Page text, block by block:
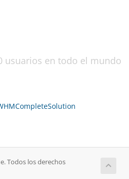
usuarios en todo el mundo
Todos los derechos